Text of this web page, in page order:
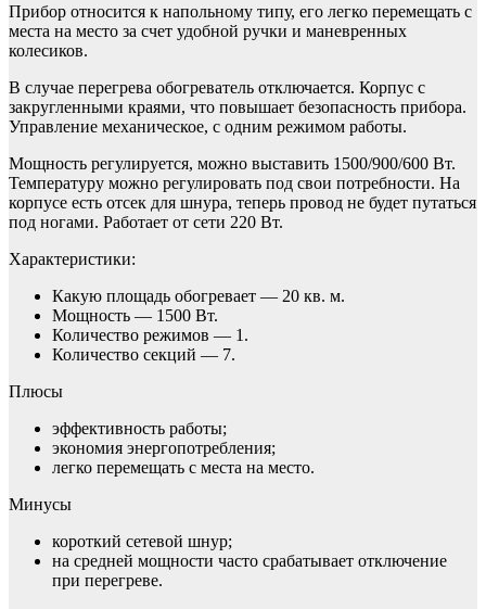
Прибор относится к напольному типу, его легко перемещать с
места на место за счет удобной ручки и маневренных
колесиков.
В случае перегрева обогреватель отключается. Корпус с
закругленными краями, что повышает безопасность прибора.
Управление механическое, с одним режимом работы.
Мощность регулируется, можно выставить 1500/900/600 Вт.
Температуру можно регулировать под свои потребности. На
корпусе есть отсек для шнура, теперь провод не будет путаться
под ногами. Работает от сети 220 Вт.
Характеристики:
Какую площадь обогревает — 20 кв. м.
Мощность — 1500 Вт.
Количество режимов — 1.
Количество секций — 7.
Плюсы
эффективность работы;
экономия энергопотребления;
легко перемещать с места на место.
Минусы
короткий сетевой шнур;
на средней мощности часто срабатывает отключение
при перегреве.